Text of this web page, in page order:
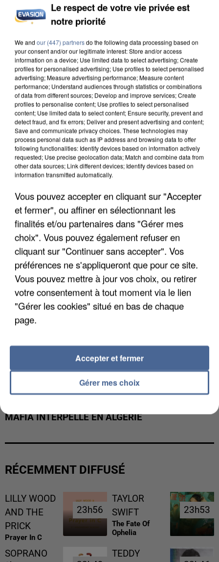
INCENDIES : L’ÎLE-DE-FRANCE LANCE UN ÉLAN
DE SOLIDARITÉ AVEC LES...
APRÈS TOUTES CES CANICULES, LES REFUGES
DE FAUNE SAUVAGE SONT...
MAFIA INTERPELLÉ EN ALGÉRIE
RÉCEMMENT DIFFUSÉ
LILLY WOOD
AND THE
PRICK
Prayer In C
23h56
23h56
TAYLOR
SWIFT
The Fate Of
Ophelia
23h53
23h53
SOPRANO
TEDDY
Le respect de votre vie privée est
notre priorité
We and our (447) partnersdo the following data processing based on
your consent and/or our legitimate interest: Store and/or access
information on a device; Use limited data to select advertising; Create
profiles for personalised advertising; Use profiles to select personalised
advertising; Measure advertising performance; Measure content
performance; Understand audiences through statistics or combinations
of data from different sources; Develop and improve services; Create
profiles to personalise content; Use profiles to select personalised
content; Use limited data to select content; Ensure security, prevent and
detect fraud, and fix errors; Deliver and present advertising and content;
Save and communicate privacy choices. These technologies may
process personal data such as IP address and browsing data to offer
following functionalities: Identify devices based on information actively
requested; Use precise geolocation data; Match and combine data from
other data sources; Link different devices; Identify devices based on
information transmitted automatically.
Vous pouvez accepter en cliquant sur "Accepter
et fermer", ou affiner en sélectionnant les
finalités et/ou partenaires dans "Gérer mes
choix". Vous pouvez également refuser en
cliquant sur "Continuer sans accepter". Vos
préférences ne s'appliqueront que pour ce site.
Vous pouvez mettre à jour vos choix, ou retirer
votre consentement à tout moment via le lien
"Gérer les cookies" situé en bas de chaque
page.
Gérer mes choix
Accepter et fermer